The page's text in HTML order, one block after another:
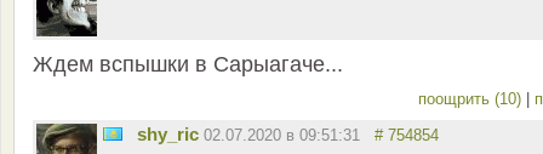
Ждем вспышки в Сарыагаче...
поощрить (10) |
shy_ric 02.07.2020 в 09:51:31 # 754854